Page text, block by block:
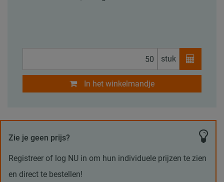
stuk
In het winkelmandje
Zie je geen prijs?
Registreer of log NU in om hun individuele prijzen te zien
en direct te bestellen!